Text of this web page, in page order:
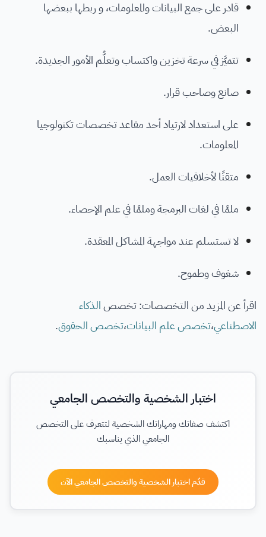
قادر على جمع البيانات والمعلومات، و ربطها ببعضها
البعض.
تتميَّز في سرعة تخزين واكتساب وتعلُّم الأمور الجديدة.
صانع وصاحب قرار.
على استعداد لارتياد أحد مقاعد تخصصات تكنولوجيا
المعلومات.
متقنًا لأخلاقيات العمل.
ملمًا في لغات البرمجة وملمًا في علم الإحصاء.
لا تستسلم عند مواجهة المشاكل المعقدة.
شغوف وطموح.
اقرأ عن المزيد من التخصصات: تخصصالذكاء
الاصطناعي،تخصص علم البيانات،تخصص الحقوق.
اختبار الشخصية والتخصص الجامعي
اكتشف صفاتك ومهاراتك الشخصية لتتعرف على التخصص
الجامعي الذي يناسبك
قدّم اختبار الشخصية والتخصص الجامعي الآن